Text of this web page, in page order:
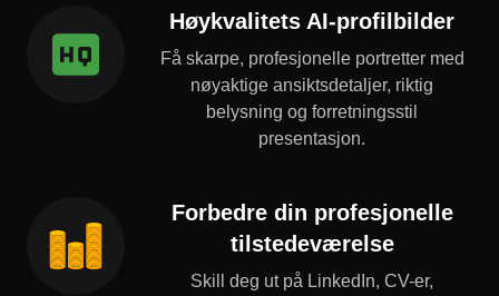
Høykvalitets AI-profilbilder
Få skarpe, profesjonelle portretter med
nøyaktige ansiktsdetaljer, riktig
belysning og forretningsstil
presentasjon.
Forbedre din profesjonelle
tilstedeværelse
Skill deg ut på LinkedIn, CV-er,